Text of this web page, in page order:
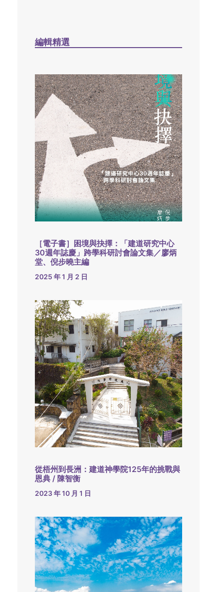
編輯精選
［電子書］困境與抉擇：「建道研究中心
30週年誌慶」跨學科研討會論文集／廖炳
堂、倪步曉主編
2025 年 1 月 2 日
從梧州到長洲：建道神學院125年的挑戰與
恩典 / 陳智衡
2023 年 10 月 1 日